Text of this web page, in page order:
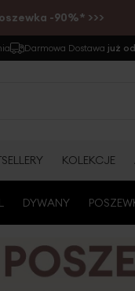
-90%* >>>
Darmowa Dostawa już
KOLEKCJE
DYWANY